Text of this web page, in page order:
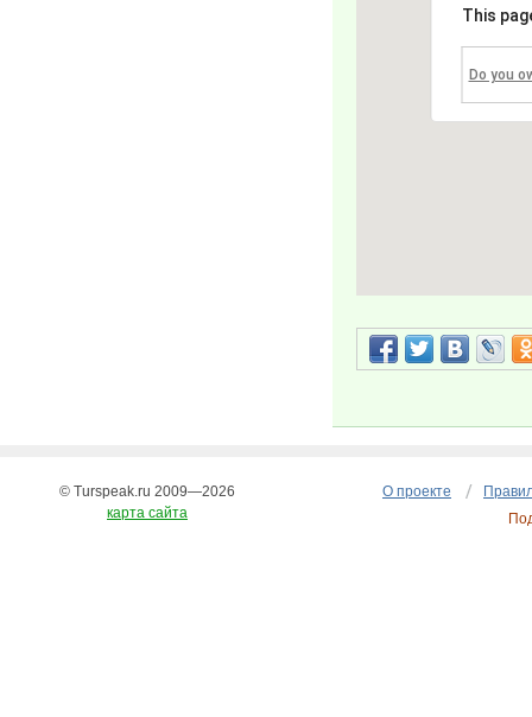
This
Do you
О проекте
© Turspeak.ru 2009—2026
карта сайта